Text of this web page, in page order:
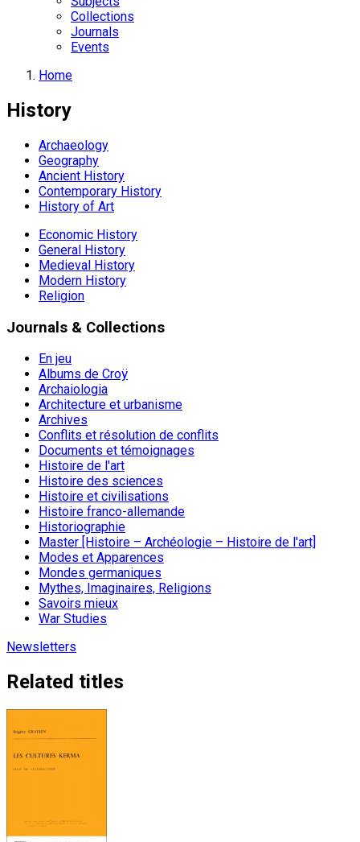
Collections
Journals
Events
Home
History
Archaeology
Geography
Ancient History
Contemporary History
History of Art
Economic History
General History
Medieval History
Modern History
Religion
Journals & Collections
En jeu
Albums de Croÿ
Archaiologia
Architecture et urbanisme
Archives
Conflits et résolution de conflits
Documents et témoignages
Histoire de l'art
Histoire des sciences
Histoire et civilisations
Histoire franco-allemande
Historiographie
Master [Histoire – Archéologie – Histoire de l'art]
Modes et Apparences
Mondes germaniques
Mythes, Imaginaires, Religions
Savoirs mieux
War Studies
Newsletters
Related titles